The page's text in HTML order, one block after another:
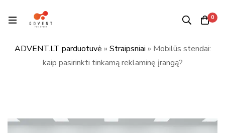
0
ADVENT.LT parduotuvė » Straipsniai » Mobilūs stendai:
kaip pasirinkti tinkamą reklaminę įrangą?